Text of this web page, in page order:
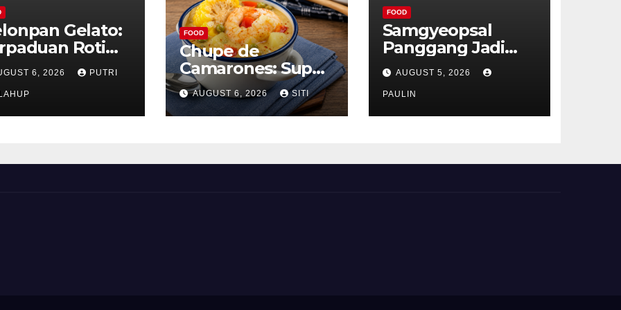
Gelato:
Roti
dan Es
Lembut yang
6, 2026 PUTRI
FOOD
Chupe de
Camarones: Sup
Udang Khas Peru
yang Gurih Lezat
AUGUST 6, 2026 SITI
FOOD
Samgyeopsal
Panggang Jadi
Favorit Pecinta
Kuliner Korea
AUGUST 5, 2026
PAULIN